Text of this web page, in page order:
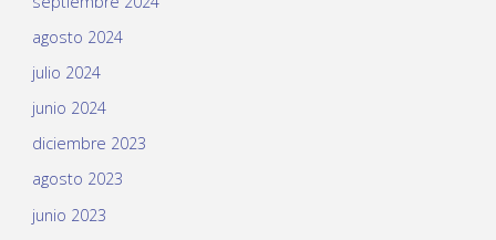
agosto 2024
julio 2024
junio 2024
diciembre 2023
agosto 2023
junio 2023